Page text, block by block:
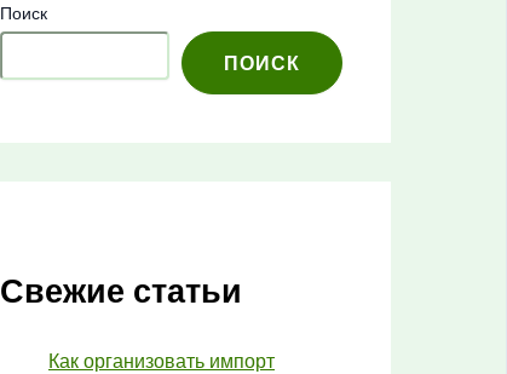
Поиск
ПОИСК
Свежие статьи
Как организовать импорт